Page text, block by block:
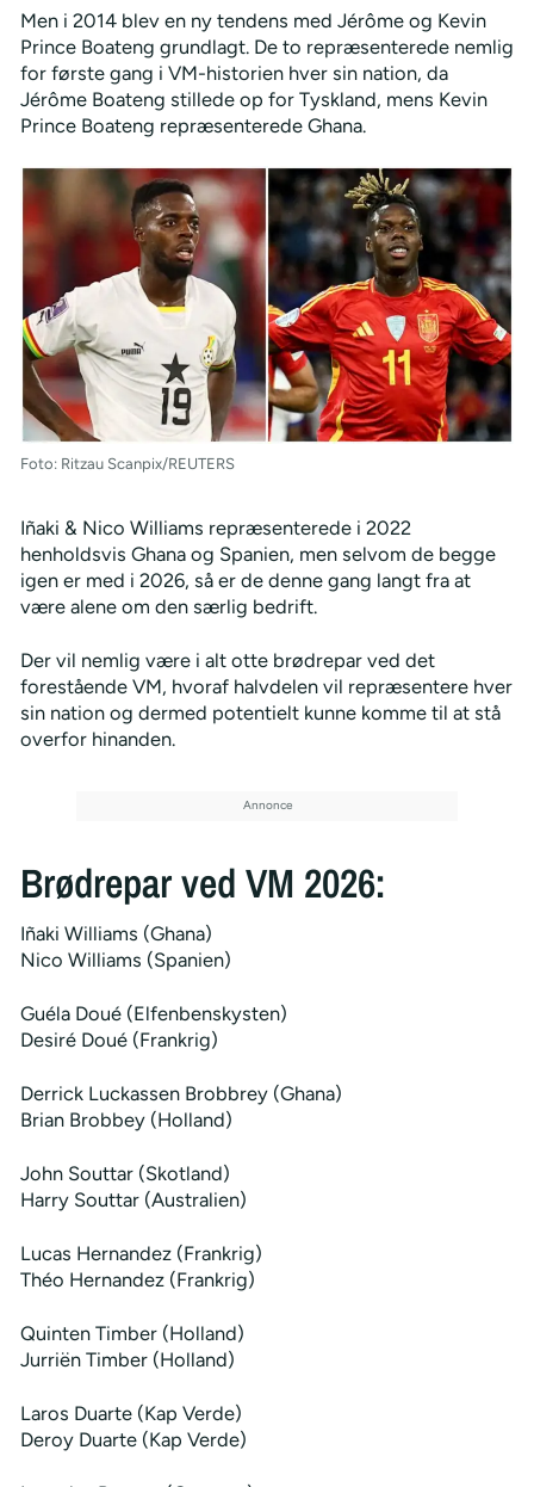
Men i 2014 blev en ny tendens med Jérôme og Kevin
Prince Boateng grundlagt. De to repræsenterede nemlig
for første gang i VM-historien hver sin nation, da
Jérôme Boateng stillede op for Tyskland, mens Kevin
Prince Boateng repræsenterede Ghana.
Foto: Ritzau Scanpix/REUTERS
Iñaki & Nico Williams repræsenterede i 2022
henholdsvis Ghana og Spanien, men selvom de begge
igen er med i 2026, så er de denne gang langt fra at
være alene om den særlig bedrift.
Der vil nemlig være i alt otte brødrepar ved det
forestående VM, hvoraf halvdelen vil repræsentere hver
sin nation og dermed potentielt kunne komme til at stå
overfor hinanden.
Brødrepar ved VM 2026:
Iñaki Williams (Ghana)
Nico Williams (Spanien)
Guéla Doué (Elfenbenskysten)
Desiré Doué (Frankrig)
Derrick Luckassen Brobbrey (Ghana)
Brian Brobbey (Holland)
John Souttar (Skotland)
Harry Souttar (Australien)
Lucas Hernandez (Frankrig)
Théo Hernandez (Frankrig)
Quinten Timber (Holland)
Jurriën Timber (Holland)
Laros Duarte (Kap Verde)
Deroy Duarte (Kap Verde)